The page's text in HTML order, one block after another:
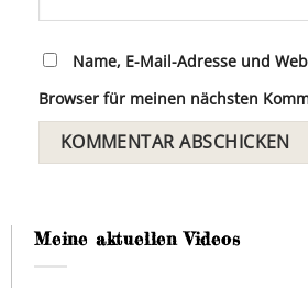
Name, E-Mail-Adresse und
Browser für meinen nächsten
Meine aktuellen Videos